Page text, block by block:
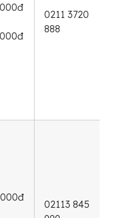
0211 3720
888
02113 845